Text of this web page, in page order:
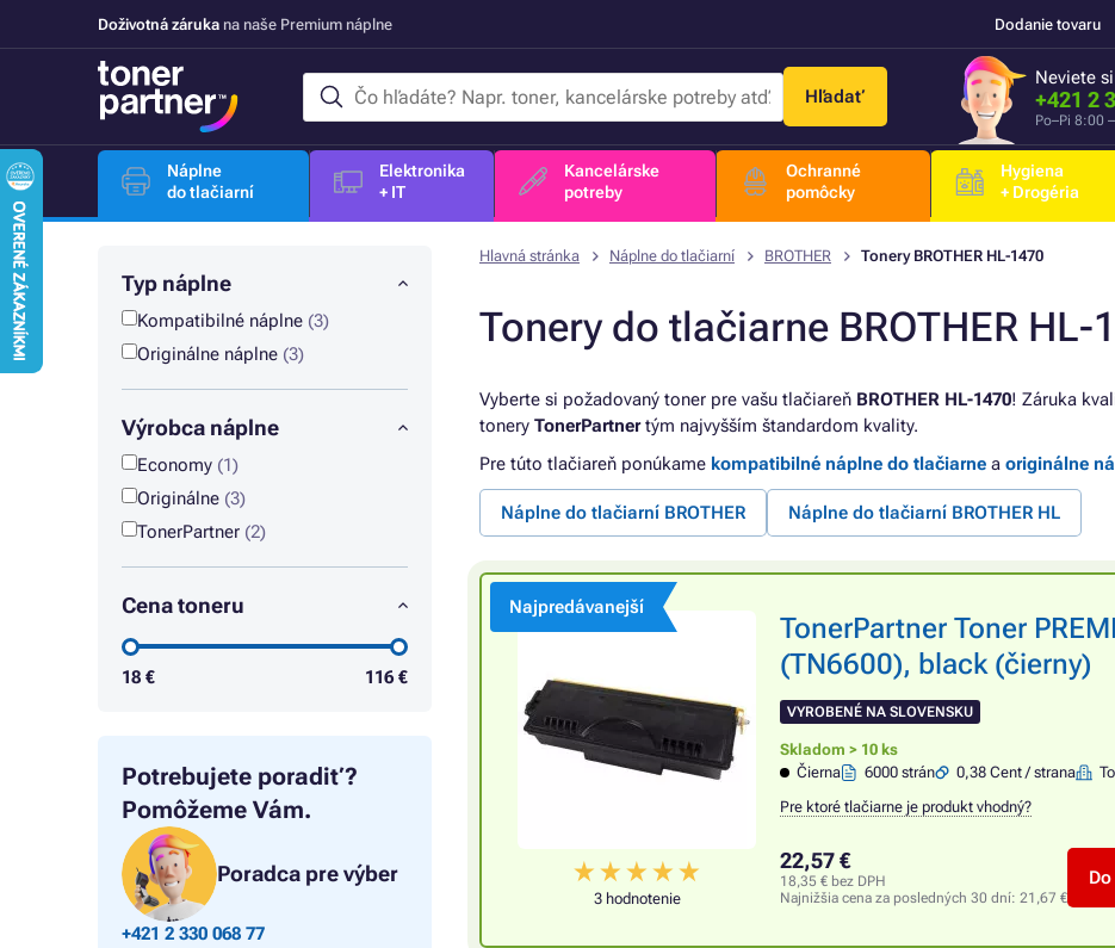
Doživotná záruka na naše Premium náplne Dodanie tovaru
Hľadať
Neviete
+421 2
Po–Pi 8:00
Náplne
do tlačiarní
Elektronika
+ IT
Kancelárske
potreby
Ochranné
pomôcky
Hygiena
+ Drogéria
Typ náplne
Kompatibilné náplne (3)
Originálne náplne (3)
Výrobca náplne
Economy (1)
Originálne (3)
TonerPartner (2)
Cena toneru
18 € 116€
Potrebujete poradiť?
Pomôžeme Vám.
Poradca pre výber
+421 2 330 068 77
Hlavná stránka Náplne do tlačiarní BROTHER Tonery BROTHER HL-1470
Tonery do tlačiarne BROTHER HL-
Vyberte si požadovaný toner pre vašu tlačiareň BROTHER HL-1470! Záruka
tonery TonerPartnertým najvyšším štandardom kvality.
Pre túto tlačiareň ponúkame kompatibilné náplne do tlačiarne a originálne
Náplne do tlačiarní BROTHER Náplne do tlačiarní BROTHER HL
Najpredávanejší
3 hodnotenie
TonerPartner Toner
(TN6600), black (čierny)
VYROBENÉ NA SLOVENSKU
Skladom > 10 ks
Čierna
6000 strán 0,38 Cent / strana
Pre ktoré tlačiarne je produkt vhodný?
22,57 €
18,35 € bez DPH
Najnižšia cena za posledných 30 dní: 21,67 €